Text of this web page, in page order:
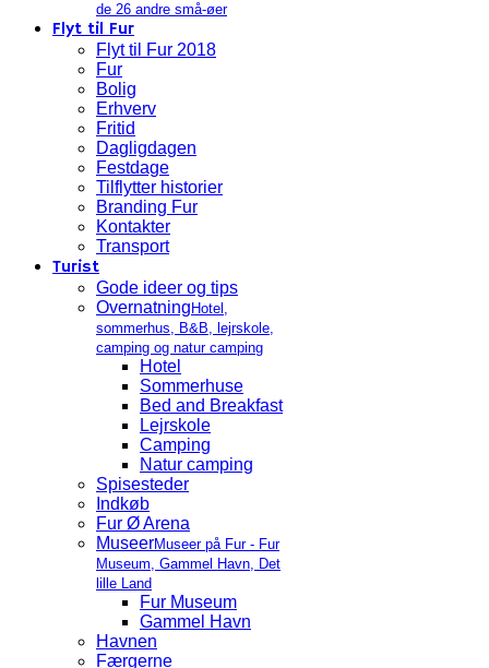
de 26 andre små-øer
Flyt til Fur
Flyt til Fur 2018
Fur
Bolig
Erhverv
Fritid
Dagligdagen
Festdage
Tilflytter historier
Branding Fur
Kontakter
Transport
Turist
Gode ideer og tips
Overnatning Hotel,
sommerhus, B&B, lejrskole,
camping og natur camping
Hotel
Sommerhuse
Bed and Breakfast
Lejrskole
Camping
Natur camping
Spisesteder
Indkøb
Fur Ø Arena
MuseerMuseer på Fur - Fur
Museum, Gammel Havn, Det
lille Land
Fur Museum
Gammel Havn
Havnen
Færgerne